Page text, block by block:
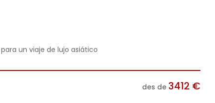
un viaje de lujo asiático
des de 3412 €